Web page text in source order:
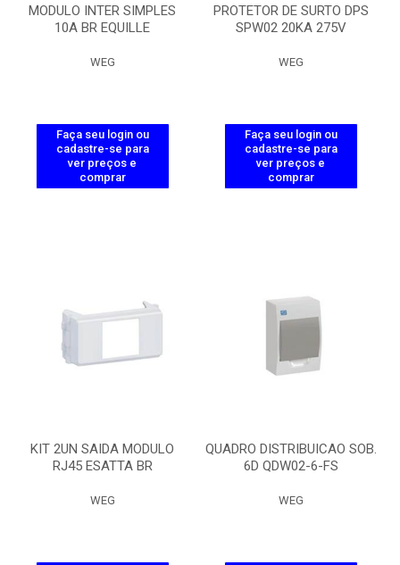
MODULO INTER SIMPLES
10A BR EQUILLE
WEG
Faça seu login ou
cadastre-se para
ver preços e
comprar
PROTETOR DE SURTO DPS
SPW02 20KA 275V
WEG
Faça seu login ou
cadastre-se para
ver preços e
comprar
KIT 2UN SAIDA MODULO
RJ45 ESATTA BR
WEG
QUADRO DISTRIBUICAO SOB.
6D QDW02-6-FS
WEG